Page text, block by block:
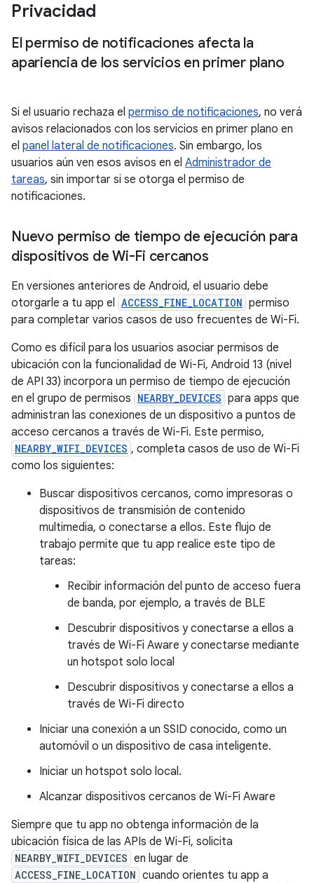
Privacidad
El permiso de notificaciones afecta la
apariencia de los servicios en primer plano
Si el usuario rechaza el permiso de notificaciones, no verá
avisos relacionados con los servicios en primer plano en
el panel lateral de notificaciones. Sin embargo, los
usuarios aún ven esos avisos en el Administrador de
tareas, sin importar si se otorga el permiso de
notificaciones.
Nuevo permiso de tiempo de ejecución para
dispositivos de Wi-Fi cercanos
En versiones anteriores de Android, el usuario debe
otorgarle a tu app el ACCESS_FINE_LOCATION permiso
para completar varios casos de uso frecuentes de Wi-Fi.
Como es difícil para los usuarios asociar permisos de
ubicación con la funcionalidad de Wi-Fi, Android 13 (nivel
de API 33) incorpora un permiso de tiempo de ejecución
en el grupo de permisos NEARBY_DEVICES para apps que
administran las conexiones de un dispositivo a puntos de
acceso cercanos a través de Wi-Fi. Este permiso,
NEARBY_WIFI_DEVICES , completa casos de uso de Wi-Fi
como los siguientes:
Buscar dispositivos cercanos, como impresoras o
dispositivos de transmisión de contenido
multimedia, o conectarse a ellos. Este flujo de
trabajo permite que tu app realice este tipo de
tareas:
Recibir información del punto de acceso fuera
de banda, por ejemplo, a través de BLE
Descubrir dispositivos y conectarse a ellos a
través de Wi-Fi Aware y conectarse mediante
un hotspot solo local
Descubrir dispositivos y conectarse a ellos a
través de Wi-Fi directo
Iniciar una conexión a un SSID conocido, como un
automóvil o un dispositivo de casa inteligente.
Iniciar un hotspot solo local.
Alcanzar dispositivos cercanos de Wi-Fi Aware
Siempre que tu app no obtenga información de la
ubicación física de las APIs de Wi-Fi, solicita
NEARBY_WIFI_DEVICES en lugar de
ACCESS_FINE_LOCATION cuando orientes tu app a